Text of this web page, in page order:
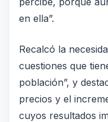
en ella”.
Recalcó la
cuestiones que
población”, y
precios y el
cuyos resultados